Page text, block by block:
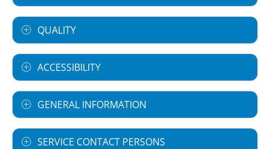
QUALITY
ACCESSIBILITY
GENERAL INFORMATION
SERVICE CONTACT PERSONS